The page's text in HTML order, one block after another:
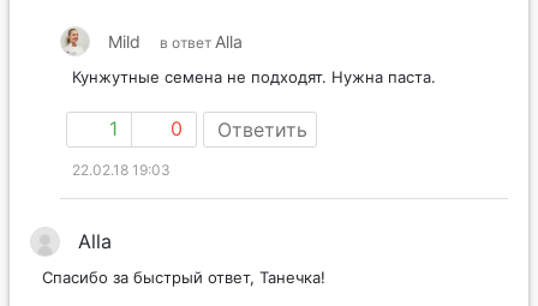
Mild в ответ Alla
Кунжутные семена не подходят. Нужна паста.
1 0 Ответить
22.02.18 19:03
Alla
Спасибо за быстрый ответ, Танечка!